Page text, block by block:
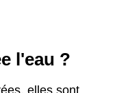
l'eau ?
elles sont